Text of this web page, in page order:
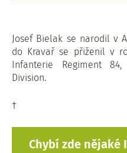
Josef Bielak se narodil v
do Kravař se přiženil v
Infanterie Regiment
Division.
†
Chybí zde nějaké